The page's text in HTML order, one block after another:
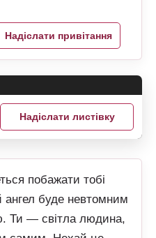
Надіслати привітання
Надіслати листівку
побажати тобі
буде невтомним
Ти — світла людина,